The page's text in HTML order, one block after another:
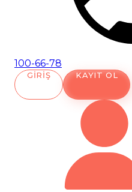
100-66-78
GIRIŞ KAYIT OL